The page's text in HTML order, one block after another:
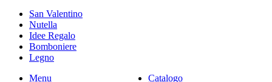
San Valentino
Nutella
Idee Regalo
Bomboniere
Legno
Menu
Catalogo